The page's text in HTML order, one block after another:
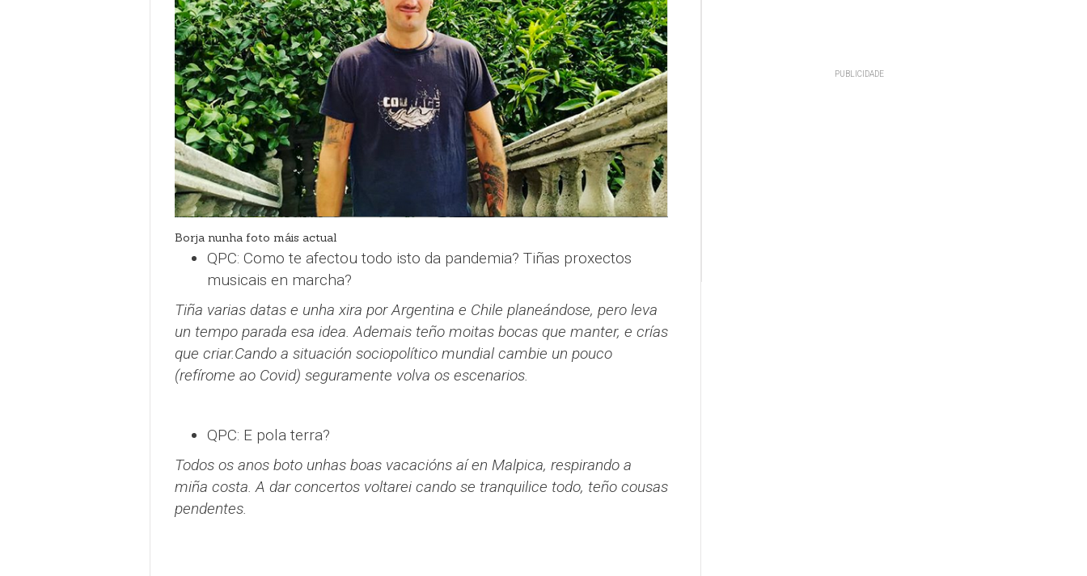
Borja nunha foto máis actual
QPC: Como te afectou todo isto da pandemia? Tiñas proxectos
musicais en marcha?
Tiña varias datas e unha xira por Argentina e Chile planeándose, pero leva
un tempo parada esa idea. Ademais teño moitas bocas que manter, e crías
que criar.Cando a situación sociopolítico mundial cambie un pouco
(refírome ao Covid) seguramente volva os escenarios.
QPC: E pola terra?
Todos os anos boto unhas boas vacacións aí en Malpica, respirando a
miña costa. A dar concertos voltarei cando se tranquilice todo, teño cousas
pendentes.